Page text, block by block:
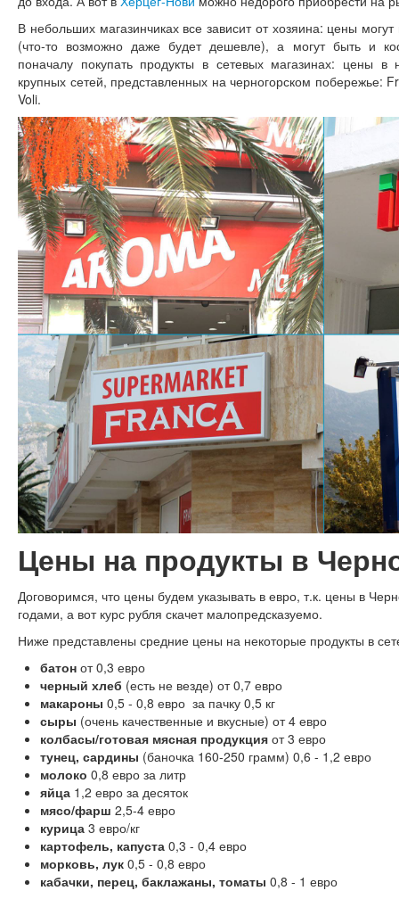
В небольших магазинчиках все зависит от хозяина: цены
(что-то возможно даже будет дешевле), а могут быть и
поначалу покупать продукты в сетевых магазинах: цены в
крупных сетей, представленных на черногорском
Voli.
Цены на продукты в
Договоримся, что цены будем указывать в евро, т.к. цены в
годами, а вот курс рубля скачет малопредсказуемо.
Ниже представлены средние цены на некоторые продукты в
батон от 0,3 евро
черный хлеб (есть не везде) от 0,7 евро
макароны 0,5 - 0,8 евро за пачку 0,5 кг
сыры (очень качественные и вкусные) от 4 евро
колбасы/готовая мясная продукция от 3 евро
тунец, сардины (баночка 160-250 грамм) 0,6 - 1,2 евро
молоко 0,8 евро за литр
яйца 1,2 евро за десяток
мясо/фарш 2,5-4 евро
курица 3 евро/кг
картофель, капуста 0,3 - 0,4 евро
морковь, лук 0,5 - 0,8 евро
кабачки, перец, баклажаны, томаты 0,8 - 1 евро